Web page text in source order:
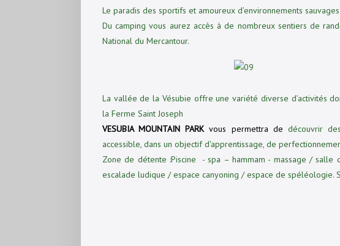
Le paradis des sportifs et amoureux d’environnements
Du camping vous aurez accès à de nombreux sentiers de
National du Mercantour.
La vallée de la Vésubie offre une variété diverse d’activités
la Ferme Saint Joseph
VESUBIA MOUNTAIN PARKvous permettra de découvrir
accessible, dans un objectif d'apprentissage, de
Zone de détente :Piscine - spa – hammam - massage /
escalade ludique / espace canyoning / espace de spéléologie.